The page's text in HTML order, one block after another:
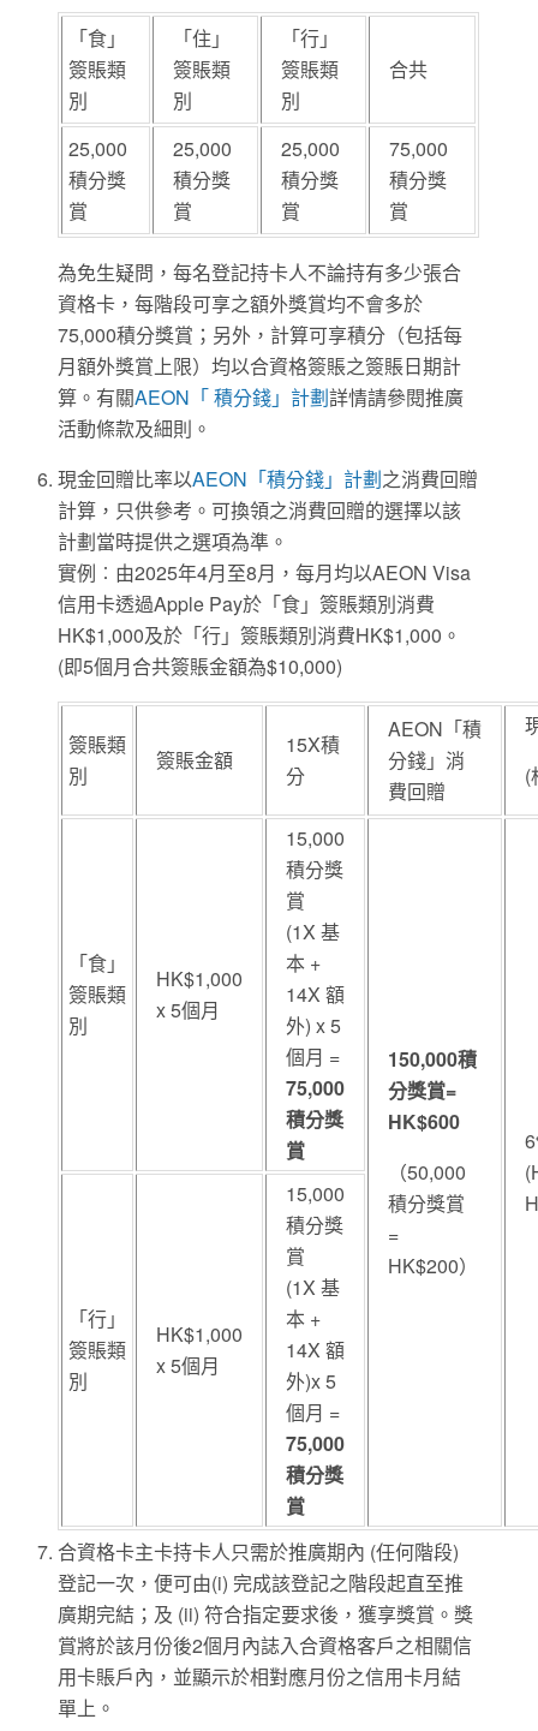
「食」
簽賬類
別
「住」
簽賬類
別
「行」
簽賬類
別
合共
25,000
積分獎
賞
25,000
積分獎
賞
25,000
積分獎
賞
75,000
積分獎
賞
為免生疑問，每名登記持卡人不論持有多少張合
資格卡，每階段可享之額外獎賞均不會多於
75,000積分獎賞；另外，計算可享積分（包括每
月額外獎賞上限）均以合資格簽賬之簽賬日期計
算。有關AEON「 積分錢」計劃詳情請參閱推廣
活動條款及細則。
現金回贈比率以AEON「積分錢」計劃之消費回贈
計算，只供參考。可換領之消費回贈的選擇以該
計劃當時提供之選項為準。
實例︰由2025年4月至8月，每月均以AEON Visa
信用卡透過Apple Pay於「食」簽賬類別消費
HK$1,000及於「行」簽賬類別消費HK$1,000。
(即5個月合共簽賬金額為$10,000)
簽賬類
別
簽賬金額
15X積
分
AEON「積
分錢」消
費回贈
(
「食」
簽賬類
別
HK$1,000
x 5個月
15,000
積分獎
賞
(1X 基
本 +
14X 額
外) x 5
個月 =
75,000
積分獎
賞
150,000積
分獎賞=
HK$600
（50,000
積分獎賞
=
HK$200）
「行」
簽賬類
別
HK$1,000
x 5個月
15,000
積分獎
賞
(1X 基
本 +
14X 額
外)x 5
個月 =
75,000
積分獎
賞
合資格卡主卡持卡人只需於推廣期內 (任何階段)
登記一次，便可由(i) 完成該登記之階段起直至推
廣期完結；及 (ii) 符合指定要求後，獲享獎賞。獎
賞將於該月份後2個月內誌入合資格客戶之相關信
用卡賬戶內，並顯示於相對應月份之信用卡月結
單上。